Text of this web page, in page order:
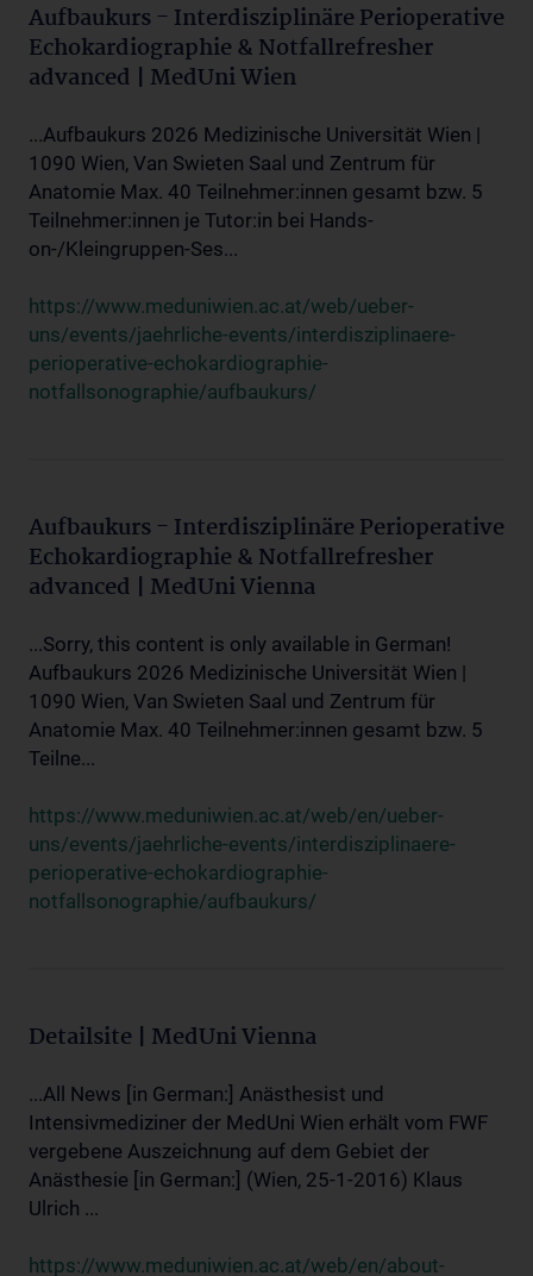
Aufbaukurs - Interdisziplinäre Perioperative
Echokardiographie & Notfallrefresher
advanced | MedUni Wien
...Aufbaukurs 2026 Medizinische Universität Wien |
1090 Wien, Van Swieten Saal und Zentrum für
Anatomie Max. 40 Teilnehmer:innen gesamt bzw. 5
Teilnehmer:innen je Tutor:in bei Hands-
on-/Kleingruppen-Ses...
https://www.meduniwien.ac.at/web/ueber-
uns/events/jaehrliche-events/interdisziplinaere-
perioperative-echokardiographie-
notfallsonographie/aufbaukurs/
Aufbaukurs - Interdisziplinäre Perioperative
Echokardiographie & Notfallrefresher
advanced | MedUni Vienna
...Sorry, this content is only available in German!
Aufbaukurs 2026 Medizinische Universität Wien |
1090 Wien, Van Swieten Saal und Zentrum für
Anatomie Max. 40 Teilnehmer:innen gesamt bzw. 5
Teilne...
https://www.meduniwien.ac.at/web/en/ueber-
uns/events/jaehrliche-events/interdisziplinaere-
perioperative-echokardiographie-
notfallsonographie/aufbaukurs/
Detailsite | MedUni Vienna
...All News [in German:] Anästhesist und
Intensivmediziner der MedUni Wien erhält vom FWF
vergebene Auszeichnung auf dem Gebiet der
Anästhesie [in German:] (Wien, 25-1-2016) Klaus
Ulrich ...
https://www.meduniwien.ac.at/web/en/about-